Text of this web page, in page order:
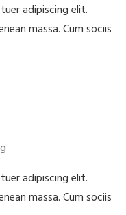
adipiscing elit.
massa. Cum sociis
adipiscing elit.
massa. Cum sociis